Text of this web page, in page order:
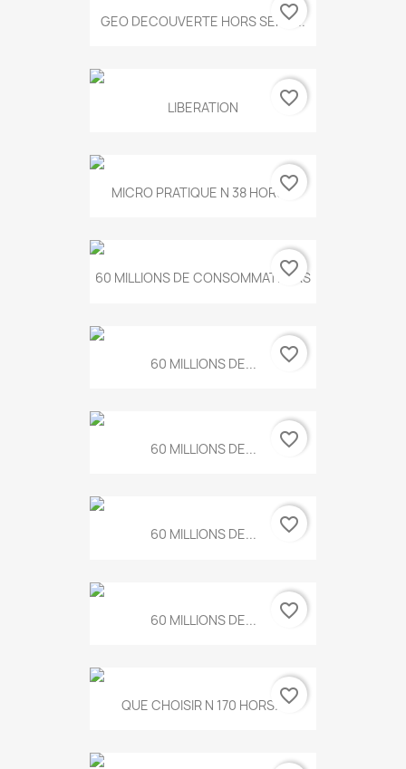
GEO DECOUVERTE HORS SERIE...
favorite_border
LIBERATION favorite_border
MICRO PRATIQUE N 38 HORS...
favorite_border
60 MILLIONS DE CONSOMMATEURS
favorite_border
60 MILLIONS DE... favorite_border
60 MILLIONS DE... favorite_border
60 MILLIONS DE... favorite_border
60 MILLIONS DE... favorite_border
QUE CHOISIR N 170 HORS...favorite_border